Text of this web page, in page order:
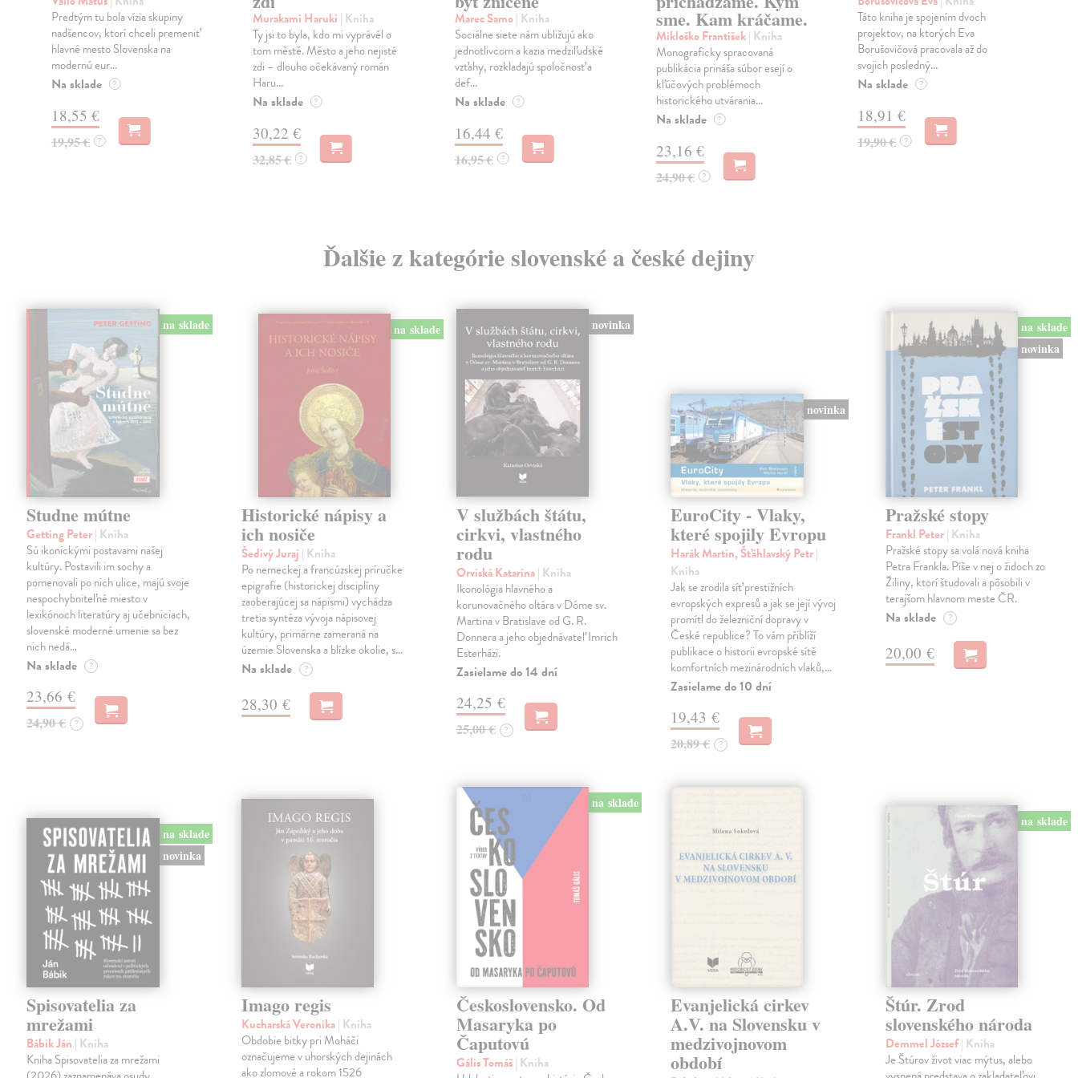
Predtým tu bola vízia skupiny
nadšencov, ktorí chceli premeniť
hlavné mesto Slovenska na
modernú eur...
Na sklade ?
18,55 €
19,95 € ?
Murakami Haruki | Kniha
Ty jsi to byla, kdo mi vyprávěl o
tom městě. Město a jeho nejisté
zdi – dlouho očekávaný román
Haru...
Na sklade ?
30,22 €
32,85 € ?
Marec Samo| Kniha
Sociálne siete nám ubližujú ako
jednotlivcom a kazia medziľudské
vzťahy, rozkladajú spoločnosť a
def...
Na sklade ?
16,44 €
16,95 € ?
sme. Kam kráčame.
Mikloško František| Kniha
Monograficky spracovaná
publikácia prináša súbor esejí o
kľúčových problémoch
historického utvárania...
Na sklade ?
23,16 €
24,90 € ?
Táto kniha je spojením dvoch
projektov, na ktorých Eva
Borušovičová pracovala až do
svojich posledný...
Na sklade ?
18,91 €
19,90 € ?
Ďalšie z kategórie slovenské a české dejiny
na sklade
Studne mútne
Getting Peter| Kniha
Sú ikonickými postavami našej
kultúry. Postavili im sochy a
pomenovali po nich ulice, majú svoje
nespochybniteľné miesto v
lexikónoch literatúry aj učebniciach,
slovenské moderné umenie sa bez
nich nedá…
Na sklade ?
23,66 €
24,90 € ?
na sklade
Historické nápisy a
ich nosiče
Šedivý Juraj | Kniha
Po nemeckej a francúzskej príručke
epigrafie (historickej disciplíny
zaoberajúcej sa nápismi) vychádza
tretia syntéza vývoja nápisovej
kultúry, primárne zameraná na
územie Slovenska a blízke okolie, s…
Na sklade ?
28,30 €
novinka
V službách štátu,
cirkvi, vlastného
rodu
Orviská Katarína| Kniha
Ikonológia hlavného a
korunovačného oltára v Dóme sv.
Martina v Bratislave od G. R.
Donnera a jeho objednávateľ Imrich
Esterházi.
Zasielame do 14 dní
24,25 €
25,00 € ?
novinka
EuroCity - Vlaky,
které spojily Evropu
Harák Martin, Šťáhlavský Petr|
Kniha
Jak se zrodila síť prestižních
evropských expresů a jak se její vývoj
promítl do železniční dopravy v
České republice? To vám přiblíží
publikace o historii evropské sítě
komfortních mezinárodních vlaků,…
Zasielame do 10 dní
19,43 €
20,89 € ?
na sklade
novinka
Pražské stopy
Frankl Peter| Kniha
Pražské stopy sa volá nová kniha
Petra Frankla. Píše v nej o židoch zo
Žiliny, ktorí študovali a pôsobili v
terajšom hlavnom meste ČR.
Na sklade ?
20,00 €
na sklade
novinka
Spisovatelia za
mrežami
Bábik Ján | Kniha
Kniha Spisovatelia za mrežami
Imago regis
Kucharská Veronika| Kniha
Obdobie bitky pri Moháči
označujeme v uhorských dejinách
ako zlomové a rokom 1526
na sklade
Československo. Od
Masaryka po
Čaputovú
Gális Tomáš| Kniha
Evanjelická cirkev
A.V. na Slovensku v
medzivojnovom
období
na sklade
Štúr. Zrod
slovenského národa
Demmel József| Kniha
Je Štúrov život viac mýtus, alebo